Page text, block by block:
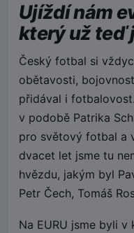
Ujíždí nám
který už teď
Český fotbal si
obětavosti,
přidával i
v podobě Patrika
pro světový fotbal a
dvacet let jsme tu
hvězdu, jakým byl
Petr Čech, Tomáš
Na EURU jsme byli